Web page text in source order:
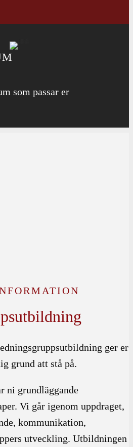
som passar er
ger er
grund att stå på.
ni grundläggande
Vi går igenom uppdraget,
kommunikation,
utveckling. Utbildningen